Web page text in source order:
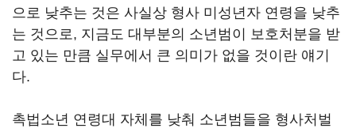
으로 낮추는 것은 사실상 형사 미성년자 연령을 낮추
는 것으로, 지금도 대부분의 소년범이 보호처분을 받
고 있는 만큼 실무에서 큰 의미가 없을 것이란 얘기
다.
촉법소년 연령대 자체를 낮춰 소년범들을 형사처벌